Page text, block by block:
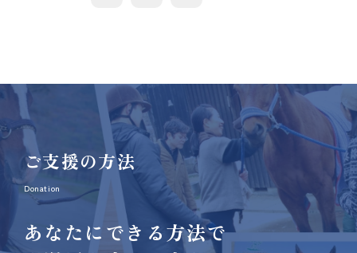
ご支援の方法
Donation
あなたにできる方法で